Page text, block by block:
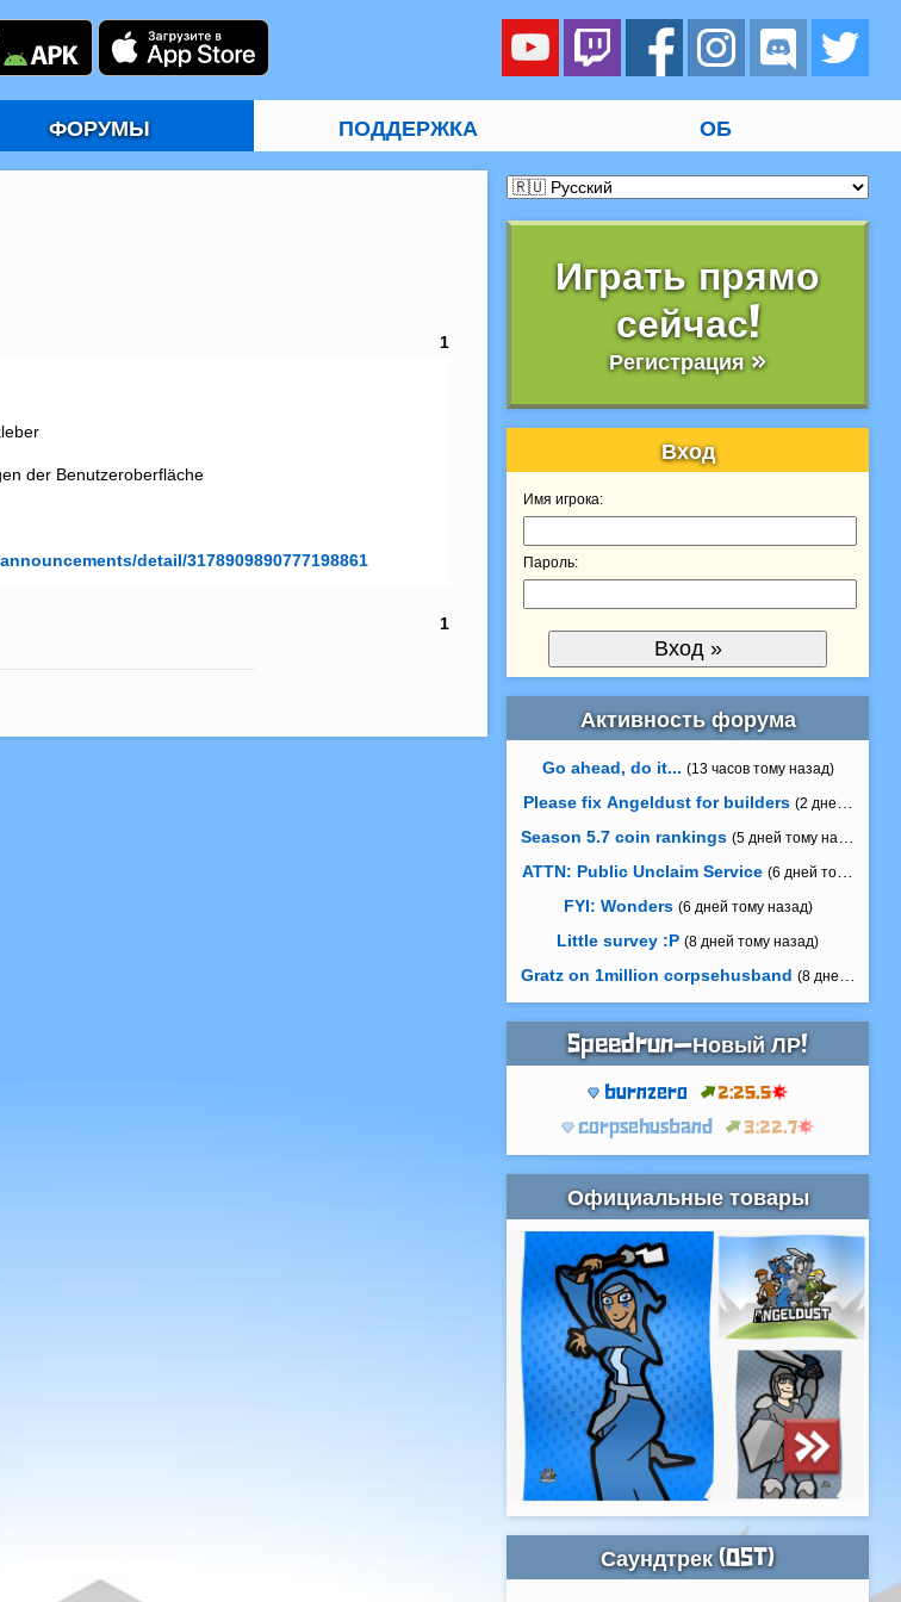
ФОРУМЫ ПОДДЕРЖКА ОБ
1
der Benutzeroberfläche
detail/3178909890777198861
1
Играть прямо
сейчас!
Регистрация »
Вход
Имя игрока:
Пароль:
Активность форума
Go ahead, do it... (13 часов тому назад)
Please fix Angeldust for builders (2 дней тому
Season 5.7 coin rankings (5 дней тому назад)
ATTN: Public Unclaim Service (6 дней тому
FYI: Wonders (6 дней тому назад)
Little survey :P (8 дней тому назад)
Gratz on 1million corpsehusband (8 дней тому
Speedrun—Новый ЛР!
burnzero
2:25.5
corpsehusband
3:22.7
Официальные товары
Саундтрек (OST)